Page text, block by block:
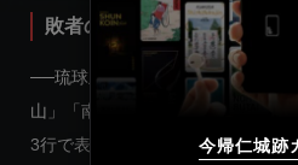
今帰仁城跡
敗者の歴史はどこに消えた？
──琉球王国が生まれる前の戦国時
山」「南山」の三国に分かれて争
3行で表現してみよう。
日本語
English